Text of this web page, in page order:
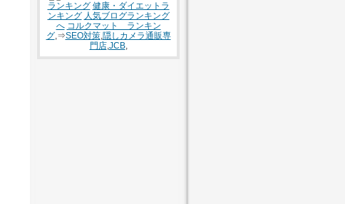
ランキング 健康・ダイエットラ
ンキング 人気ブログランキング
へ コルクマット ランキン
グ,⇒SEO対策,隠しカメラ通販専
門店,JCB,